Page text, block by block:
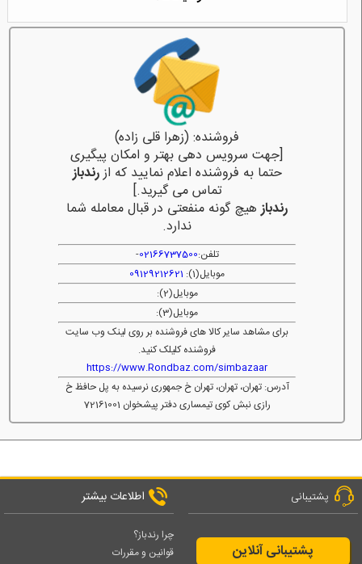
فروشنده: (زهرا قلی زاده)
[جهت سرویس دهی بهتر و امکان پیگیری
حتما به فروشنده اعلام نمایید که ازرندباز
تماس می گیرید.]
رندبازهیچ گونه منفعتی در قبال معامله شما
ندارد.
تلفن:02166737500
-
موبایل(1):
09129212621
موبایل(2):
موبایل(3):
برای مشاهد سایر کالا های فروشنده بر روی لینک وب سایت
فروشنده کلیلک کنید.
https://www.Rondbaz.com/simbazaar
آدرس: تهران، تهران، تهران خ جمهوری نرسیده به پل حافظ خ
رازی نبش کوی تیمساری دفتر پیشخوان 72161001
پشتیبانی
پشتیبانی آنلاین
اطلاعات بیشتر
چرا رندباز؟
قوانین و مقررات